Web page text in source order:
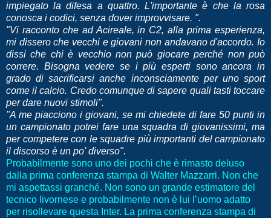
impiegato la difesa a quattro. L'importante è che la rosa
conosca i codici, senza dover improvvisare. ".
"Vi racconto che ad Acireale, in C2, alla prima esperienza,
mi dissero che vecchi e giovani non andavano d'accordo. Io
dissi che chi è vecchio non può giocare perché non può
correre. Bisogna vedere se i più esperti sono ancora in
grado di sacrificarsi anche inconsciamente per uno sport
come il calcio. Credo comunque di sapere quali tasti toccare
per dare nuovi stimoli".
"A me piacciono i giovani, se mi chiedete di fare 50 punti in
un campionato potrei fare una squadra di giovanissimi, ma
per competere con le squadre più importanti del campionato
il discorso è un po' diverso".
Probabilmente sono uno dei pochi che è rimasto deluso
dalla prima conferenza stampa di Walter Mazzarri. Non che
mi aspettassi granché. Non sono un grande estimatore del
tecnico livornese e probabilmente non è lui l’uomo adatto
per risollevare questa Inter. La prima conferenza stampa di